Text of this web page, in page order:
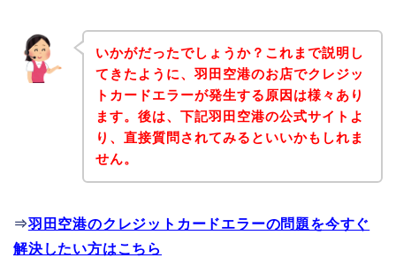
いかがだったでしょうか？これまで説明し
てきたように、羽田空港のお店でクレジッ
トカードエラーが発生する原因は様々あり
ます。後は、下記羽田空港の公式サイトよ
り、直接質問されてみるといいかもしれま
せん。
⇒羽田空港のクレジットカードエラーの問題を今すぐ
解決したい方はこちら